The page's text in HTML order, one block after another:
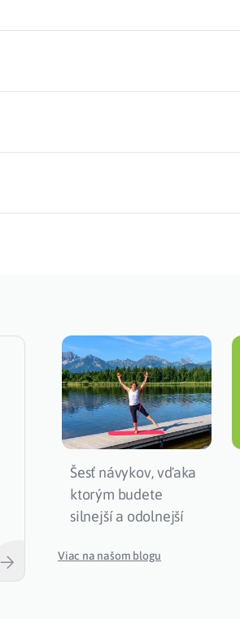
Šesť návykov, vďaka
ktorým budete
silnejší a odolnejší
Viac na našom blogu